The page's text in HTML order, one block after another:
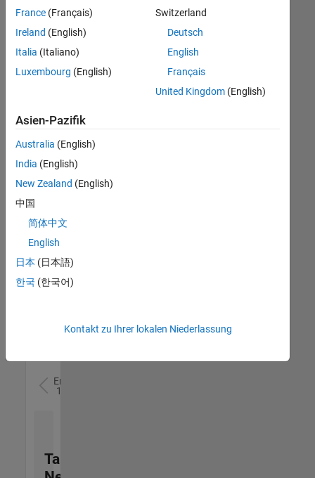
in
Ihrer
Region
Account
Manager -
Commercial
(m/f/d)
DE-München
Senior Utilities and Energy Market Developer (m/f/d)
and Energy
Market
Developer
Marketing |
Ergebnisse
1- 2 von
Talent
France (Français)
Ireland (English)
Italia (Italiano)
Luxembourg (English)
Switzerland
Deutsch
English
Français
United Kingdom(English)
Asien-Pazifik
Australia (English)
India (English)
New Zealand (English)
中国
简体中文
English
日本 (日本語)
한국 (한국어)
Kontakt zu Ihrer lokalen Niederlassung